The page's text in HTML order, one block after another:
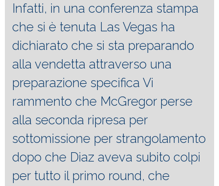
Infatti, in una conferenza stampa
che si è tenuta Las Vegas ha
dichiarato che si sta preparando
alla vendetta attraverso una
preparazione specifica Vi
rammento che McGregor perse
alla seconda ripresa per
sottomissione per strangolamento
dopo che Diaz aveva subito colpi
per tutto il primo round, che